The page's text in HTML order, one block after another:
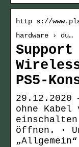
http s://
hardware › du…
Support
PS5-
ohne Kabel
öffnen. ·